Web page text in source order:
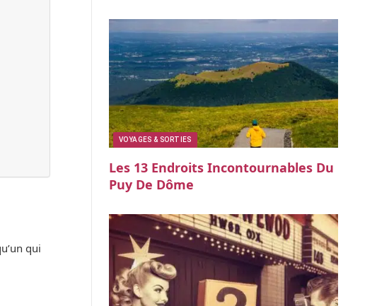
qui
VOYAGES & SORTIES
Les 13 Endroits Incontournables Du
Puy De Dôme